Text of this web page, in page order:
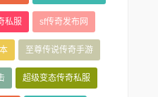
私服 sf传奇发布网
至尊传说传奇手游
超级变态传奇私服